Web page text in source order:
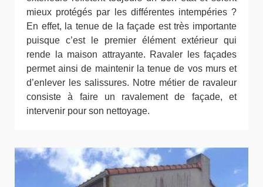
mieux protégés par les différentes intempéries ?
En effet, la tenue de la façade est très importante
puisque c’est le premier élément extérieur qui
rende la maison attrayante. Ravaler les façades
permet ainsi de maintenir la tenue de vos murs et
d’enlever les salissures. Notre métier de ravaleur
consiste à faire un ravalement de façade, et
intervenir pour son nettoyage.